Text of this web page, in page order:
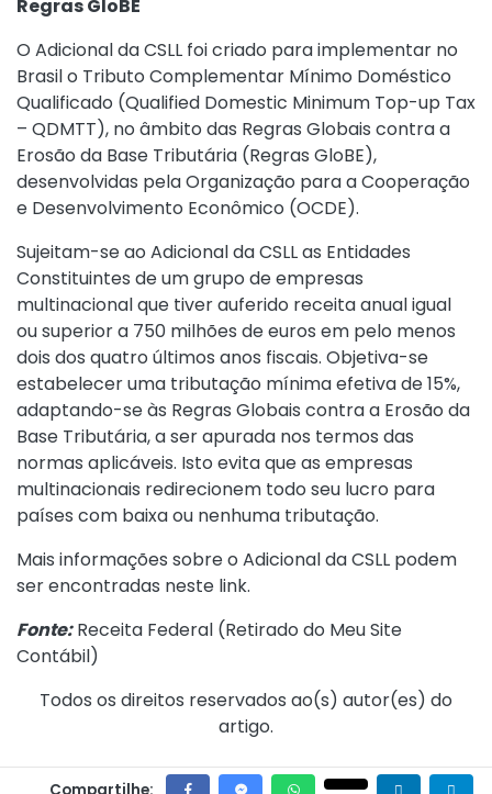
Regras GloBE
O Adicional da CSLL foi criado para implementar no
Brasil o Tributo Complementar Mínimo Doméstico
Qualificado (Qualified Domestic Minimum Top-up Tax
– QDMTT), no âmbito das Regras Globais contra a
Erosão da Base Tributária (Regras GloBE),
desenvolvidas pela Organização para a Cooperação
e Desenvolvimento Econômico (OCDE).
Sujeitam-se ao Adicional da CSLL as Entidades
Constituintes de um grupo de empresas
multinacional que tiver auferido receita anual igual
ou superior a 750 milhões de euros em pelo menos
dois dos quatro últimos anos fiscais. Objetiva-se
estabelecer uma tributação mínima efetiva de 15%,
adaptando-se às Regras Globais contra a Erosão da
Base Tributária, a ser apurada nos termos das
normas aplicáveis. Isto evita que as empresas
multinacionais redirecionem todo seu lucro para
países com baixa ou nenhuma tributação.
Mais informações sobre o Adicional da CSLL podem
ser encontradas neste link.
Fonte:Receita Federal (Retirado do Meu Site
Contábil)
Todos os direitos reservados ao(s) autor(es) do
artigo.
Compartilhe: